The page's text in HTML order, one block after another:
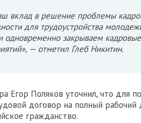
вклад в решение проблемы
для трудоустройства
одновременно закрываем
— отметил Глеб Никитин.
Егор Поляков уточнил, что для
договор на полный
гражданство.